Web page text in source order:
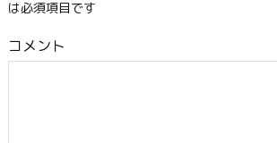
は必須項目です
コメント